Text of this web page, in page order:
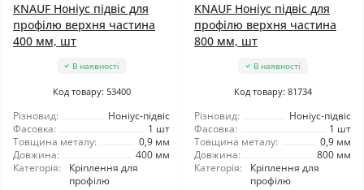
KNAUF Ноніус підвіс для
профілю верхня частина
400 мм, шт
В наявності
Код товару: 53400
Різновид:
Ноніус-підвіс
Фасовка:
1 шт
Товщина металу:
0,9 мм
Довжина:
400 мм
Категорія:
Кріплення для
профілю
KNAUF Ноніус підвіс для
профілю верхня частина
800 мм, шт
В наявності
Код товару: 81734
Різновид:
Ноніус-підвіс
Фасовка:
1 шт
Товщина металу:
0,9 мм
Довжина:
800 мм
Категорія:
Кріплення для
профілю